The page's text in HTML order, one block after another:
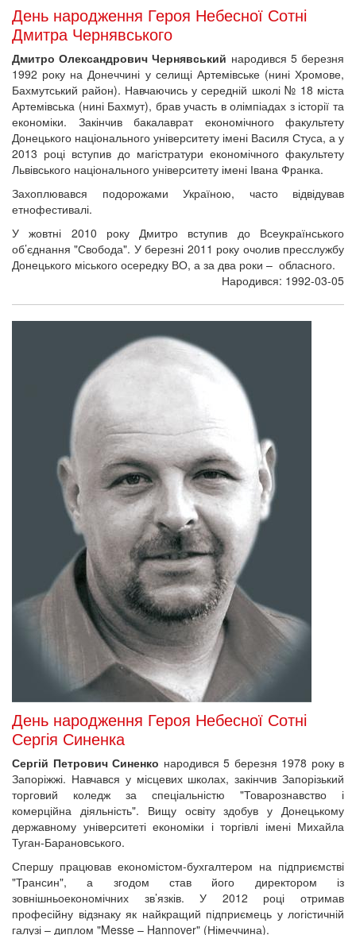
День народження Героя Небесної Сотні
Дмитра Чернявського
Дмитро Олександрович Чернявський народився 5 березня
1992 року на Донеччині у селищі Артемівське (нині Хромове,
Бахмутський район). Навчаючись у середній школі № 18 міста
Артемівська (нині Бахмут), брав участь в олімпіадах з історії та
економіки. Закінчив бакалаврат економічного факультету
Донецького національного університету імені Василя Стуса, а у
2013 році вступив до магістратури економічного факультету
Львівського національного університету імені Івана Франка.
Захоплювався подорожами Україною, часто відвідував
етнофестивалі.
У жовтні 2010 року Дмитро вступив до Всеукраїнського
об’єднання "Свобода". У березні 2011 року очолив пресслужбу
Донецького міського осередку ВО, а за два роки – обласного.
Народився: 1992-03-05
День народження Героя Небесної Сотні
Сергія Синенка
Сергій Петрович Синенко народився 5 березня 1978 року в
Запоріжжі. Навчався у місцевих школах, закінчив Запорізький
торговий коледж за спеціальністю "Товарознавство і
комерційна діяльність". Вищу освіту здобув у Донецькому
державному університеті економіки і торгівлі імені Михайла
Туган-Барановського.
Спершу працював економістом-бухгалтером на підприємстві
"Трансин", а згодом став його директором із
зовнішньоекономічних зв’язків. У 2012 році отримав
професійну відзнаку як найкращий підприємець у логістичній
галузі – диплом "Messe – Hannover" (Німеччина).